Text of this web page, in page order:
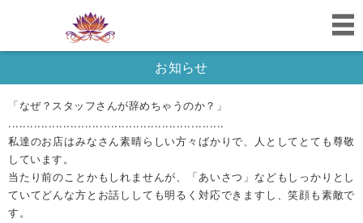
お知らせ
「なぜ？スタッフさんが辞めちゃうのか？」
...........................................................
私達のお店はみなさん素晴らしい方々ばかりで、人としてとても尊敬
しています。
当たり前のことかもしれませんが、「あいさつ」などもしっかりとし
ていてどんな方とお話ししても明るく対応できますし、笑顔も素敵で
す。